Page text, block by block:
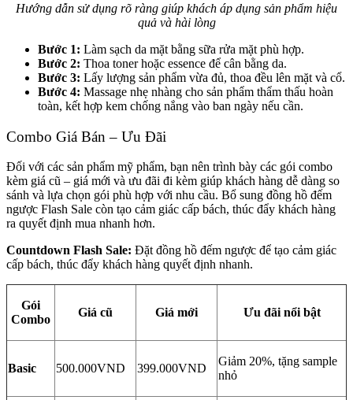
Hướng dẫn sử dụng rõ ràng giúp khách áp dụng sản phẩm hiệu
quả và hài lòng
Bước 1: Làm sạch da mặt bằng sữa rửa mặt phù hợp.
Bước 2: Thoa toner hoặc essence để cân bằng da.
Bước 3: Lấy lượng sản phẩm vừa đủ, thoa đều lên mặt và cổ.
Bước 4: Massage nhẹ nhàng cho sản phẩm thẩm thấu hoàn
toàn, kết hợp kem chống nắng vào ban ngày nếu cần.
Combo Giá Bán – Ưu Đãi
Đối với các sản phẩm mỹ phẩm, bạn nên trình bày các gói combo
kèm giá cũ – giá mới và ưu đãi đi kèm giúp khách hàng dễ dàng so
sánh và lựa chọn gói phù hợp với nhu cầu. Bổ sung đồng hồ đếm
ngược Flash Sale còn tạo cảm giác cấp bách, thúc đẩy khách hàng
ra quyết định mua nhanh hơn.
Countdown Flash Sale: Đặt đồng hồ đếm ngược để tạo cảm giác
cấp bách, thúc đẩy khách hàng quyết định nhanh.
Gói
Combo
Giá cũ Giá mới Ưu đãi nổi bật
Basic 500.000VND 399.000VND
Giảm 20%, tặng sample
nhỏ